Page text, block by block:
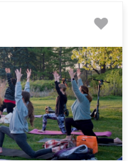
à
mes
favoris